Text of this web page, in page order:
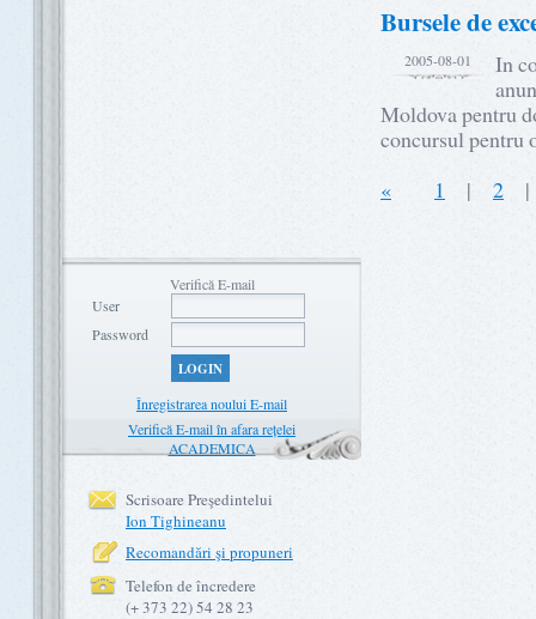
Verifică E-mail
User
Password
LOGIN
Înregistrarea noului E-mail
Verifică E-mail în afara rețelei
ACADEMICA
Scrisoare Preşedintelui
Ion Tighineanu
Recomandări şi propuneri
Telefon de încredere
(+ 373 22) 54 28 23
Bursele de
2005-08-01
In
Moldova pentru
concursul
«
1 | 2